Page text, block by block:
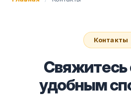
Контакты
Свяжитесь
удобным